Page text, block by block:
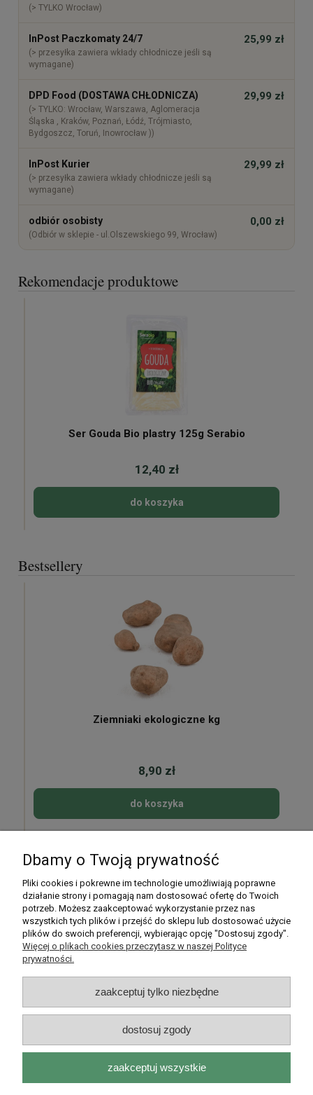
(> TYLKO Wrocław)
InPost Paczkomaty 24/7
(> przesyłka zawiera wkłady chłodnicze jeśli są
wymagane)
25,99 zł
DPD Food (DOSTAWA CHŁODNICZA)
(> TYLKO: Wrocław, Warszawa, Aglomeracja
Śląska , Kraków, Poznań, Łódź, Trójmiasto,
Bydgoszcz, Toruń, Inowrocław ))
29,99 zł
InPost Kurier
(> przesyłka zawiera wkłady chłodnicze jeśli są
wymagane)
29,99 zł
odbiór osobisty
(Odbiór w sklepie - ul.Olszewskiego 99, Wrocław)
0,00 zł
Rekomendacje produktowe
Ser Gouda Bio plastry 125g Serabio
12,40 zł
do koszyka
Bestsellery
Ziemniaki ekologiczne kg
8,90 zł
do koszyka
Moje konto
Płatności i dostawa
Informacje
O nas
Rarytasy Dolnośląskie | ul. Olszewskiego 99, 51-638 Wrocław |
kontakt@rarytasydolnoslaskie.pl|537 71 71 71| NIP: 8982036706 |
Dbamy o Twoją prywatność
Pliki cookies i pokrewne im technologie umożliwiają poprawne
działanie strony i pomagają nam dostosować ofertę do Twoich
potrzeb. Możesz zaakceptować wykorzystanie przez nas
wszystkich tych plików i przejść do sklepu lub dostosować użycie
plików do swoich preferencji, wybierając opcję "Dostosuj zgody".
Więcej o plikach cookies przeczytasz w naszej Polityce
prywatności.
zaakceptuj tylko niezbędne
dostosuj zgody
zaakceptuj wszystkie